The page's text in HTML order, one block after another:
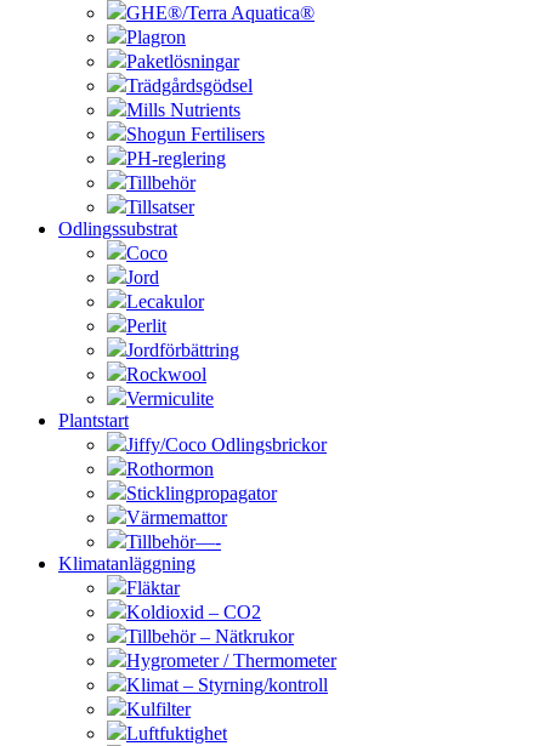
GHE®/Terra Aquatica®
Plagron
Paketlösningar
Trädgårdsgödsel
Mills Nutrients
Shogun Fertilisers
PH-reglering
Tillbehör
Tillsatser
Odlingssubstrat
Coco
Jord
Lecakulor
Perlit
Jordförbättring
Rockwool
Vermiculite
Plantstart
Jiffy/Coco Odlingsbrickor
Rothormon
Sticklingpropagator
Värmemattor
Tillbehör—-
Klimatanläggning
Fläktar
Koldioxid – CO2
Tillbehör – Nätkrukor
Hygrometer / Thermometer
Klimat – Styrning/kontroll
Kulfilter
Luftfuktighet